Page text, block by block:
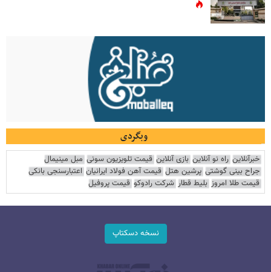
وبگردی
خبرآنلاین راه نو آنلاین بازی آنلاین قیمت تلویزیون سونی مبل مینیمال
جراح بینی گوشتی پرشین هتل قیمت آهن فولاد ایرانیان اعتبارسنجی بانکی
قیمت طلا امروز بلیط قطار شرکت رادوکو قیمت پروفیل
نسخه دسکتاپ